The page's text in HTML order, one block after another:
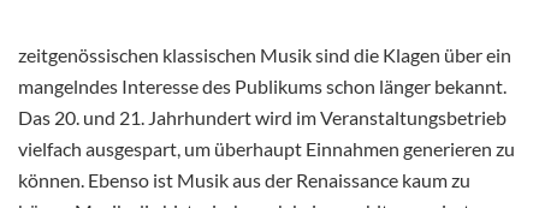
zeitgenössischen klassischen Musik sind die Klagen über ein
mangelndes Interesse des Publikums schon länger bekannt.
Das 20. und 21. Jahrhundert wird im Veranstaltungsbetrieb
vielfach ausgespart, um überhaupt Einnahmen generieren zu
können. Ebenso ist Musik aus der Renaissance kaum zu